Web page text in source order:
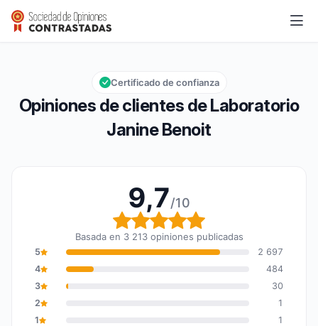
Laboratorio Janine Benoit
Calificación global: 9,7 de 10
9,7/10
Opiniones de clientes de Laboratorio
Janine Benoit
Certificado de confianza
9,7/10
Calificación global: 9,7
Basada en 3 213 opiniones publicadas
5
2 697
4
484
3
30
2
1
1
1